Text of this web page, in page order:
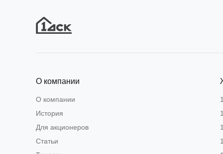
О компании
О компании
История
Для акционеров
Статьи